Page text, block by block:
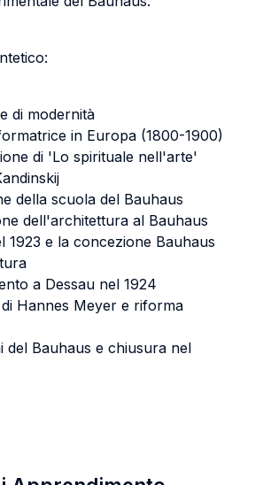
di modernità
in Europa (1800-1900)
di 'Lo spirituale nell'arte'
della scuola del Bauhaus
dell'architettura al Bauhaus
1923 e la concezione Bauhaus
a Dessau nel 1924
Hannes Meyer e riforma
del Bauhaus e chiusura nel